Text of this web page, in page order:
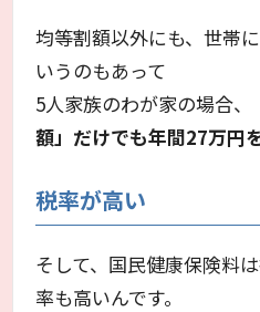
均等割額以外にも、世帯
いうのもあって
5人家族のわが家の場合、
額」だけでも年間27万円
税率が高い
そして、国民健康保険料
率も高いんです。